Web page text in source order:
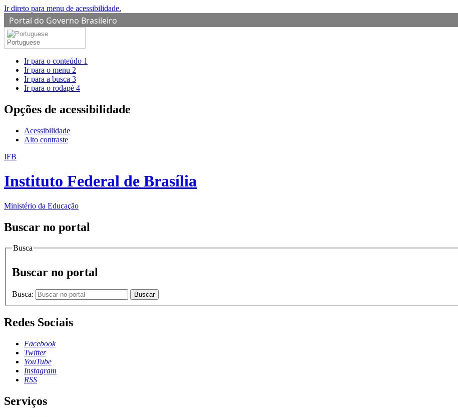
Ir direto para menu de acessibilidade.
Portal do Governo Brasileiro
Portuguese
Ir para o conteúdo 1
Ir para o menu 2
Ir para a busca 3
Ir para o rodapé 4
Opções de acessibilidade
Acessibilidade
Alto contraste
IFB
Instituto Federal de Brasília
Ministério da Educação
Buscar no portal
Busca
Buscar no portal
Busca: Buscar
Redes Sociais
Facebook
Twitter
YouTube
Instagram
RSS
Serviços